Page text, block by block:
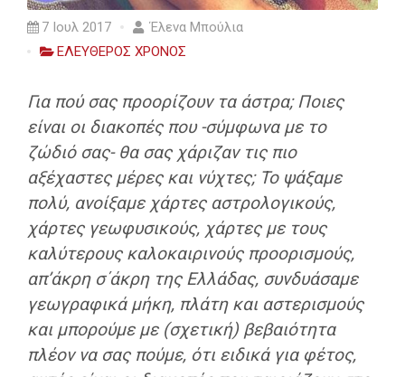
7 Ιουλ 2017
Έλενα Μπούλια
ΕΛΕΥΘΕΡΟΣ ΧΡΟΝΟΣ
Για πού σας προορίζουν τα άστρα; Ποιες
είναι οι διακοπές που -σύμφωνα με το
ζώδιό σας- θα σας χάριζαν τις πιο
αξέχαστες μέρες και νύχτες; Το ψάξαμε
πολύ, ανοίξαμε χάρτες αστρολογικούς,
χάρτες γεωφυσικούς, χάρτες με τους
καλύτερους καλοκαιρινούς προορισμούς,
απ’άκρη σ΄άκρη της Ελλάδας, συνδυάσαμε
γεωγραφικά μήκη, πλάτη και αστερισμούς
και μπορούμε με (σχετική) βεβαιότητα
πλέον να σας πούμε, ότι ειδικά για φέτος,